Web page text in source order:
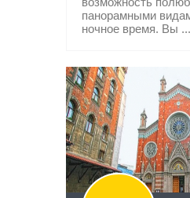
панорамными
ночное время. Вы ...